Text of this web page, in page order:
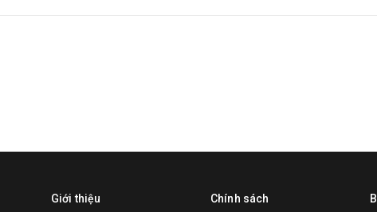
Giới thiệu Chính sách